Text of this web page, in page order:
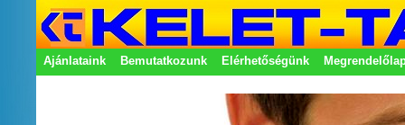
Ajánlataink Bemutatkozunk Elérhetőségünk